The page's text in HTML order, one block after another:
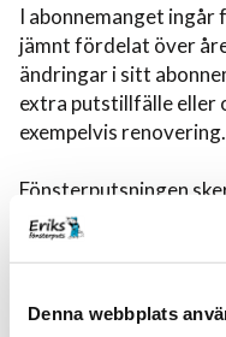
Denna webbplats
I abonnemanget ingår
jämnt fördelat över
ändringar i sitt
extra putstillfälle eller
exempelvis renovering.
Fönsterputsningen
vilket postnummer du
en period för ditt
periodstart.